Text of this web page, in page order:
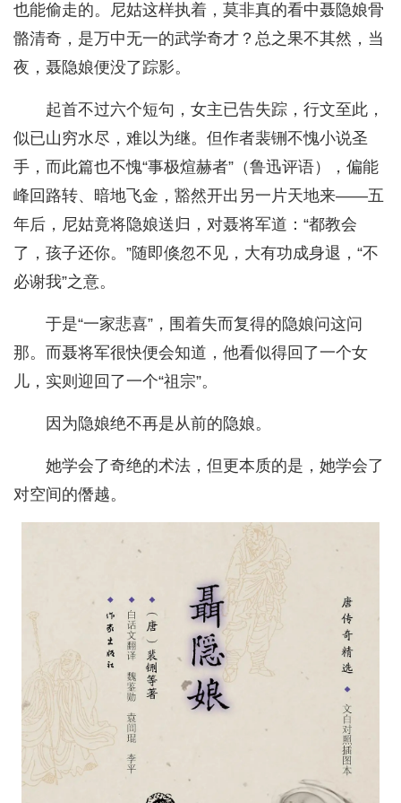
也能偷走的。尼姑这样执着，莫非真的看中聂隐娘骨
骼清奇，是万中无一的武学奇才？总之果不其然，当
夜，聂隐娘便没了踪影。
起首不过六个短句，女主已告失踪，行文至此，
似已山穷水尽，难以为继。但作者裴铏不愧小说圣
手，而此篇也不愧“事极煊赫者”（鲁迅评语），偏能
峰回路转、暗地飞金，豁然开出另一片天地来——五
年后，尼姑竟将隐娘送归，对聂将军道：“都教会
了，孩子还你。”随即倏忽不见，大有功成身退，“不
必谢我”之意。
于是“一家悲喜”，围着失而复得的隐娘问这问
那。而聂将军很快便会知道，他看似得回了一个女
儿，实则迎回了一个“祖宗”。
因为隐娘绝不再是从前的隐娘。
她学会了奇绝的术法，但更本质的是，她学会了
对空间的僭越。